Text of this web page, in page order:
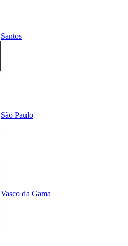
Santos
São Paulo
Vasco da Gama